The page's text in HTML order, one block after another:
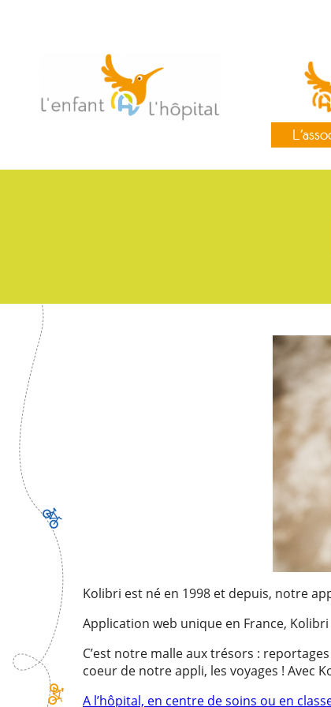
Kolibri est né en 1998 et depuis, notre
Application web unique en France,
C’est notre malle aux trésors :
coeur de notre appli, les voyages ! Avec
A l’hôpital, en centre de soins ou en